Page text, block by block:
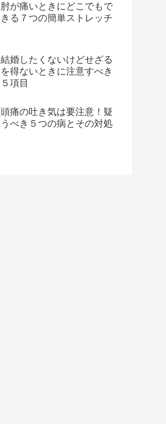
肘が痛いときにどこでもで
きる７つの簡単ストレッチ
結婚したくないけどせざる
を得ないときに注意すべき
５項目
頭痛の吐き気は要注意！疑
うべき５つの病とその対処